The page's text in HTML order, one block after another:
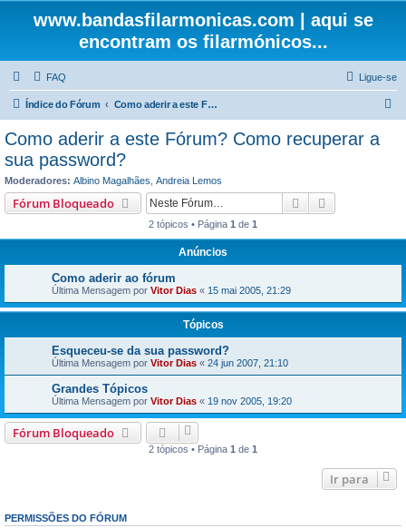
www.bandasfilarmonicas.com | aqui se
encontram os filarmónicos...
FAQ Ligue-se
Índice do Fórum Como aderir a este Fórum? Como recuperar a sua password?
Como aderir a este Fórum? Como recuperar a
sua password?
Moderadores: Albino Magalhães Andreia Lemos
Fórum Bloqueado Pesquisar
2 tópicos • Página 1 de 1
Anúncios
Como aderir ao fórum
Última Mensagem por Vitor Dias « 15 mai 2005, 21:29
Tópicos
Esqueceu-se da sua password?
Última Mensagem por Vitor Dias « 24 jun 2007, 21:10
Grandes Tópicos
Última Mensagem por Vitor Dias « 19 nov 2005, 19:20
Fórum Bloqueado
2 tópicos • Página 1 de 1
Ir para
PERMISSÕES DO FÓRUM